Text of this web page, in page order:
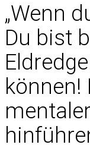
„Wenn
Du bist
können!